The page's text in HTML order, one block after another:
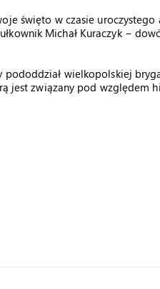
święto w czasie uroczystego
Michał Kuraczyk −
wielkopolskiej
jest związany pod względem